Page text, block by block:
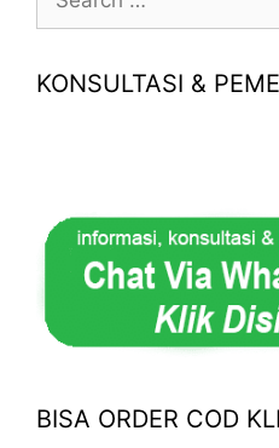
for:
KONSULTASI &
BISA ORDER COD